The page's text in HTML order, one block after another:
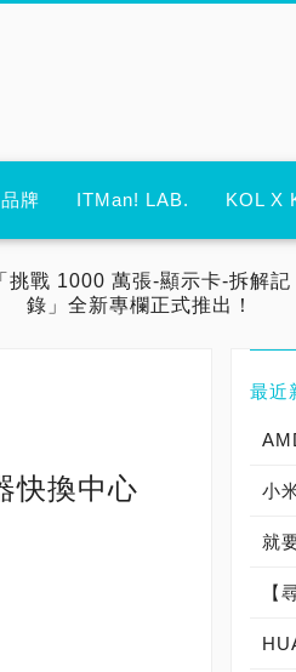
品牌 ITMan! LAB. KOL X
「挑戰 1000 萬張-顯示卡-拆解記
錄」全新專欄正式推出！
快換中心
最近